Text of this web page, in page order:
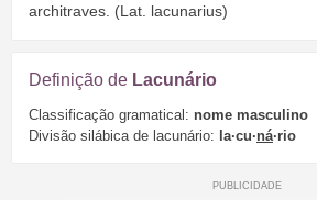
architraves. (Lat. lacunarius)
Definição de Lacunário
Classificação gramatical: nome masculino
Divisão silábica de lacunário: la·cu·ná·rio